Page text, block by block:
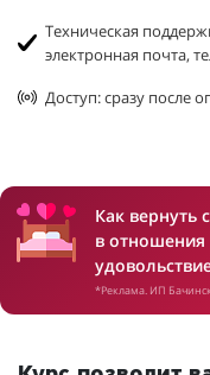
Техническая
электронная почта,
Доступ: сразу после
Как вернуть
в отношения
*Реклама. ИП